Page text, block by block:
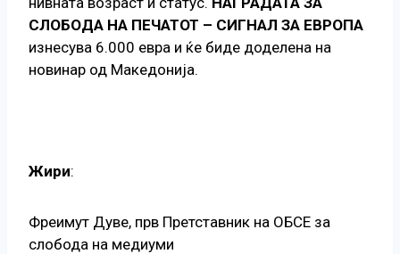
СЛОБОДА НА ПЕЧАТОТ – СИГНАЛ ЗА ЕВРОПА
изнесува 6.000 евра и ќе биде доделена на
новинар од Македонија.
Жири:
Фреимут Дуве, прв Претставник на ОБСЕ за
слобода на медиуми